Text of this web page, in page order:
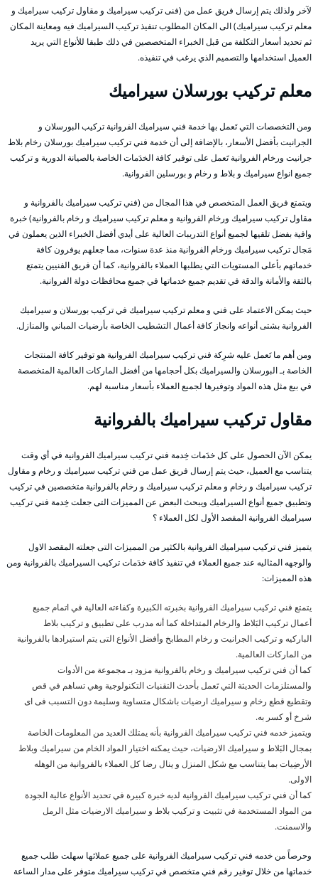
لآخر ولذلك يتم إرسال فريق عمل من (فنى تركيب سيراميك و مقاول تركيب سيراميك و
معلم تركيب سيراميك) الى المكان المطلوب تنفيذ تركيب السيراميك فيه ومعاينة المكان
ثم تحديد أسعار التكلفة من قبل الخبراء المتخصصين في ذلك طبقا للأنواع التي يريد
العميل استخدامها والتصميم الذي يرغب في تنفيذه.
معلمتركيب بورسلان سيراميك
ومن التخصصات التي تَعمل بها خدمة فني سيراميك الفروانية تركيب البورسلان و
الجرانيت بأفضل الأسعار، بالإضافة إلى أن خدمة فني تركيب سيراميك بورسلان رخام بلاط
جرانيت ورخام الفروانية تَعمل على توفير كافة الخدَمات الخاصة بالصيانة الدورية و تركيب
جميع انواع سيراميك و بلاط و رخام و بورسلين الفروانية.
ويتمتع فريق العمل المتخصص في هذا المجال من (فني تركيب سيراميك بالفروانية و
مقاول تركيب سيراميك ورخام الفروانية و معلم تركيب سيراميك و رخام بالفروانية) خبرة
وافية بفضل تلقيها لجميع أنواع التدريبات العالية على أيدي أفضل الخبراء الذين يعملون في
مَجال تركيب سيراميك ورخام الفروانية منذ عدة سنوات، مما جعلهم يوفرون كافة
خدماتهم بأعلى المستويات التي يطلبها العملاء بالفروانية، كما أن فريق الفنيين يتمتع
بالثقة والأمانة والدقة في تقديم جميع خدماتها في جميع محافظات دولة الفروانية.
حيث يمكن الاعتماد على فني و معلم تركيب سيراميك في تركيب بورسلان و سيراميك
الفروانية بشتى أنواعه وانجاز كافة أعمال التشطيب الخاصة بأرضيات المباني والمنازل.
ومن أهم ما تَعمل عليه شرِكة فني تركيب سيراميك الفروانية هو توفير كافة المنتجات
الخاصة بـ البورسلان والسيراميك بكل أحجامها من أفضل الماركات العالمية المتخصصة
في بيع مثل هذه المواد وتوفيرها لجميع العملاء بأسعار مناسبة لهم.
مقاول تركيب سيراميك بالفروانية
يمكن الآن الحصول على كل خدَمات خِدمة فني تركيب سيراميك الفروانية في أي وقت
يتناسب مع العميل، حيث يتم إرسال فريق عمل من فني تركيب سيراميك و رخام و مقاول
تركيب سيراميك و رخام و معلم تركيب سيراميك و رخام بالفروانية متخصصين في تركيب
وتطبيق جميع أنواع السيراميك ويبحث البعض عن المميزات التى جعلت خِدمة فني تركيب
سيراميك الفروانية المقصد الأول لكل العملاء ؟
يتميز فني تركيب سيراميك الفروانية بالكثير من المميزات التى جعلته المقصد الاول
والوجهه المثاليه عند جميع العملاء في تنفيذ كافة خدَمات تركيب السيراميك بالفروانية ومن
هذه المميزات:
يتمتع فني تركيب سيراميك الفروانية بخبرته الكبيرة وكفاءته العالية في اتمام جميع
أعمال تركيب البَلاط والرخام المتداخلة كما أنه مدرب على تطبيق و تركيب بلاط
الباركيه و تركيب الجرانيت و رخام المطابخ وأفضل الأنواع التى يتم استيرادها بالفروانية
من الماركات العالمية.
كما أن فني تركيب سيراميك و رخام بالفروانية مزود بـ مجموعة من الأدوات
والمستلزمات الحديثة التي تَعمل بأحدث التقنيات التكنولوجية وهي تساهم في قص
وتقطيع قطع رخام و سيراميك ارضيات باشكال متساوية وسليمة دون التسبب فى اى
شرخ أو كسر به.
ويتميز خدمه فني تركيب سيراميك الفروانية بأنه يمتلك العديد من المعلومات الخاصة
بمجال البَلاط و سيراميك الارضيات، حيث يمكنه اختيار المواد الخام من سيراميك وبلاط
الأرضِيات بما يتناسب مع شكل المنزل و ينال رضا كل العملاء بالفروانية من الوهله
الاولى.
كما أن فني تركيب سيراميك الفروانية لديه خبرة كبيرة في تحديد الأنواع عالية الجودة
من المواد المستخدمة في تثبيت و تركيب بلاط و سيراميك الارضيات مثل الرمل
والاسمنت.
وحرصاً من خدمه فني تركيب سيراميك الفروانية على جميع عملائها سهلت طلب جميع
خدماتها من خلال توفير رقم فني متخصص في تركيب سيراميك متوفر على مدار الساعة